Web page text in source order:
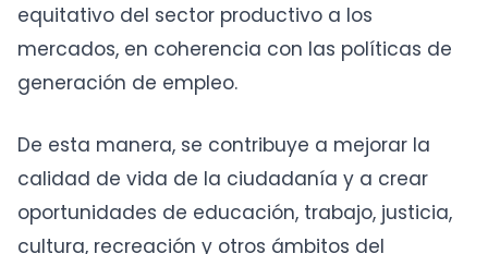
equitativo del sector productivo a los
mercados, en coherencia con las políticas de
generación de empleo.
De esta manera, se contribuye a mejorar la
calidad de vida de la ciudadanía y a crear
oportunidades de educación, trabajo, justicia,
cultura, recreación y otros ámbitos del